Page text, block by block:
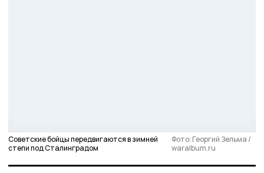
Советские бойцы передвигаются в зимней
степи под Сталинградом
Фото: Георгий Зельма /
waralbum.ru